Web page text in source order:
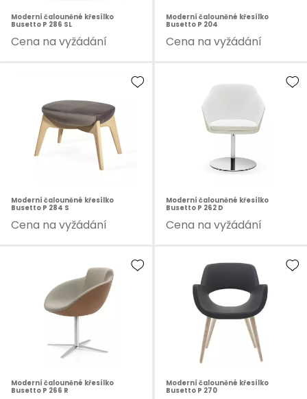
Moderní čalouněné křesílko
Busetto P 286 SL
Cena na vyžádání
Moderní čalouněné křesílko
Busetto P 204
Cena na vyžádání
Moderní čalouněné křesílko
Busetto P 284 S
Cena na vyžádání
Moderní čalouněné křesílko
Busetto P 262 D
Cena na vyžádání
Moderní čalouněné křesílko
Busetto P 266 R
Moderní čalouněné křesílko
Busetto P 270